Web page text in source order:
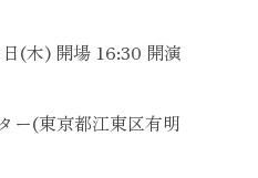
(木) 開場 16:30 開演
ー(東京都江東区有明